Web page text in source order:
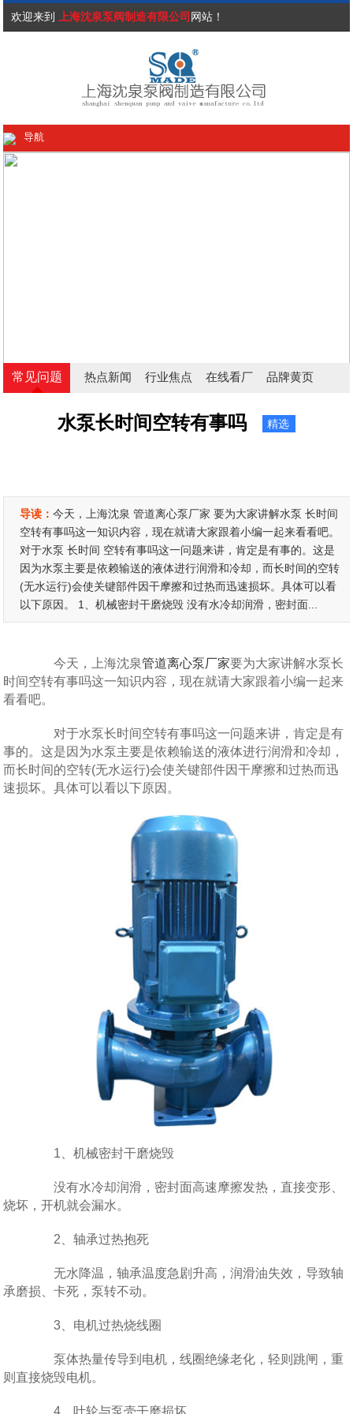
欢迎来到 上海沈泉泵阀制造有限公司 网站！
导航
常见问题 热点新闻 行业焦点 在线看厂 品牌黄页
水泵长时间空转有事吗 精选
导读：今天，上海沈泉 管道离心泵厂家 要为大家讲解水泵 长时间
空转有事吗这一知识内容，现在就请大家跟着小编一起来看看吧。
对于水泵 长时间 空转有事吗这一问题来讲，肯定是有事的。这是
因为水泵主要是依赖输送的液体进行润滑和冷却，而长时间的空转
(无水运行)会使关键部件因干摩擦和过热而迅速损坏。具体可以看
以下原因。 1、机械密封干磨烧毁 没有水冷却润滑，密封面...
今天，上海沈泉管道离心泵厂家要为大家讲解水泵长
时间空转有事吗这一知识内容，现在就请大家跟着小编一起来
看看吧。
对于水泵长时间空转有事吗这一问题来讲，肯定是有
事的。这是因为水泵主要是依赖输送的液体进行润滑和冷却，
而长时间的空转(无水运行)会使关键部件因干摩擦和过热而迅
速损坏。具体可以看以下原因。
1、机械密封干磨烧毁
没有水冷却润滑，密封面高速摩擦发热，直接变形、
烧坏，开机就会漏水。
2、轴承过热抱死
无水降温，轴承温度急剧升高，润滑油失效，导致轴
承磨损、卡死，泵转不动。
3、电机过热烧线圈
泵体热量传导到电机，线圈绝缘老化，轻则跳闸，重
则直接烧毁电机。
4、叶轮与泵壳干磨损坏